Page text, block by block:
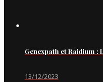
Genexpath et Raidium :
13/12/2023